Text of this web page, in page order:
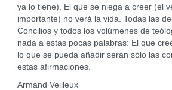
ya lo tiene). El que se niega a creer (el
importante) no verá la vida. Todas las
Concilios y todos los volúmenes de
nada a estas pocas palabras: El que
lo que se pueda añadir serán sólo las
estas afirmaciones.
Armand Veilleux